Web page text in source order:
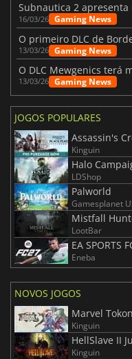
16/03/26 Gaming News
13/03/26 Gaming News
O DLC Mewgenics terá
13/03/26 Gaming News
JOGOS POPULARES
Assassin's
Kinguin
Halo
LDShop
Palworld
Gamesplanet
Mistfall
LootBar
EA SPORTS
Eneba
NOVOS JOGOS
Marvel
Kinguin
HellSlave II
Kinguin